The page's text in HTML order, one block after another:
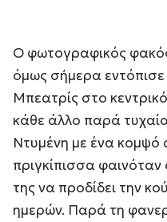
Ο φωτογραφικός
όμως σήμερα εντόπισε
Μπεατρίς στο
κάθε άλλο παρά
Ντυμένη με ένα κομψό
πριγκίπισσα
της να προδίδει την
ημερών. Παρά τη